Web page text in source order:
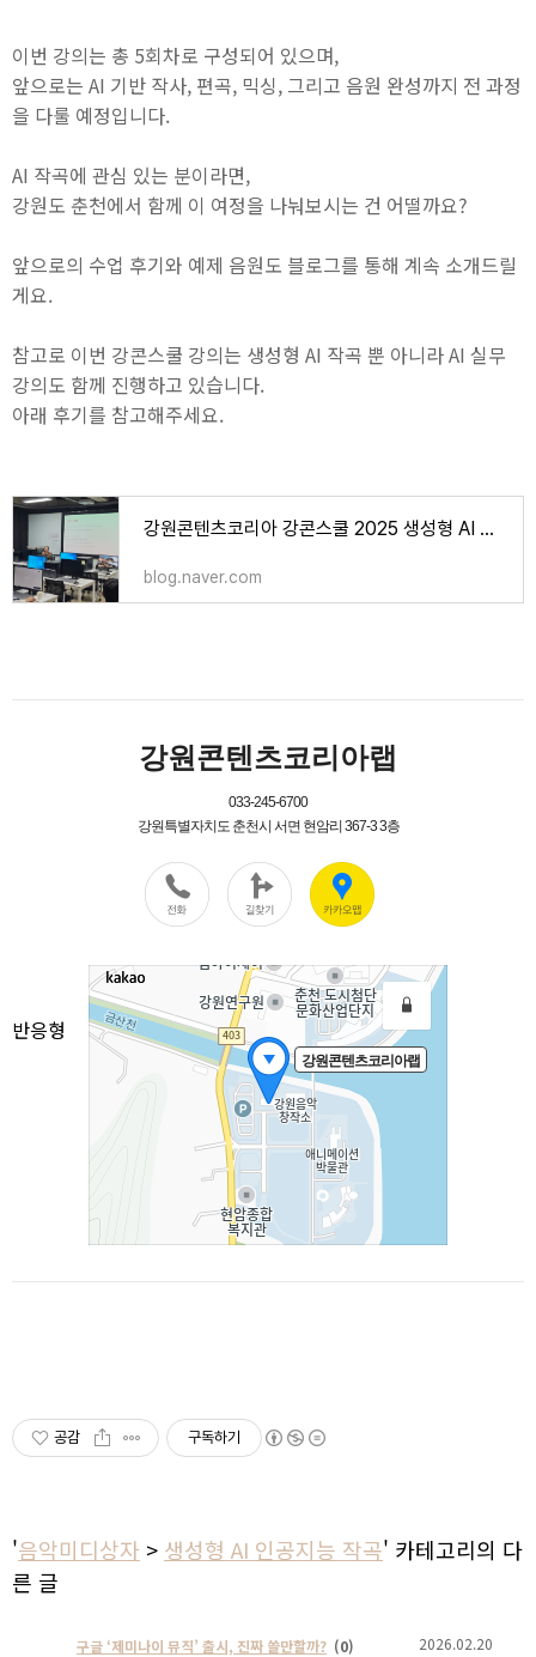
이번 강의는 총 5회차로 구성되어 있으며,
앞으로는 AI 기반 작사, 편곡, 믹싱, 그리고 음원 완성까지 전 과정
을 다룰 예정입니다.
AI 작곡에 관심 있는 분이라면,
강원도 춘천에서 함께 이 여정을 나눠보시는 건 어떨까요?
앞으로의 수업 후기와 예제 음원도 블로그를 통해 계속 소개드릴
게요.
참고로 이번 강콘스쿨 강의는 생성형 AI 작곡 뿐 아니라 AI 실무
강의도 함께 진행하고 있습니다.
아래 후기를 참고해주세요.
강원콘텐츠코리아 강콘스쿨 2025 생성형 AI 실무 출강 후기
blog.naver.com
반응형
공감 구독하기
'음악미디상자 > 생성형 AI 인공지능 작곡' 카테고리의 다
른 글
구글 ‘제미나이 뮤직’ 출시, 진짜 쓸만할까? (0) 2026.02.20